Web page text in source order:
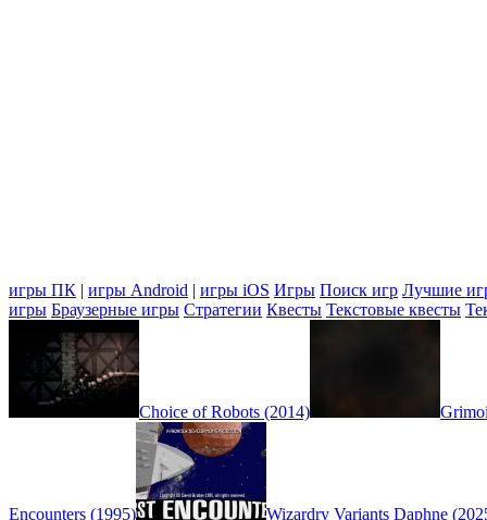
игры ПК | игры Android | игры iOS Игры Поиск игр Лучшие
игры Браузерные игры Стратегии Квесты Текстовые квесты
Choice of Robots (2014)
Encounters (1995) Wizardry Variants Daphne